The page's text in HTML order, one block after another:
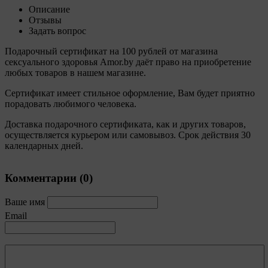
Описание
Отзывы
Задать вопрос
Подарочный сертификат на 100 рублей от магазина
сексуального здоровья Amor.by даёт право на приобретение
любых товаров в нашем магазине.
Сертификат имеет стильное оформление, Вам будет приятно
порадовать любимого человека.
Доставка подарочного сертификата, как и других товаров,
осуществляется курьером или самовывоз. Срок действия 30
календарных дней.
Комментарии (0)
Ваше имя
Email
качества сайта и его содержания. Общество
обрабатывает обезличенные данные о пользователе в
случае, если это разрешено в настройках браузера
использование технологии JavaScript).
9. На сайтах обрабатываются следующие типы
9.1. Технические (обязательные) файлы cookie,
входе в систему, или для оставления отзыва либо
комментария. Данные файлы cookie используются
в целях обеспечения корректной работы сайтов и
системах. Вместе с тем, пользователь может
файлы сookie или уведомлял пользователя об их
использовании — но в таком случае некоторые
разделы сайта могут не работать).